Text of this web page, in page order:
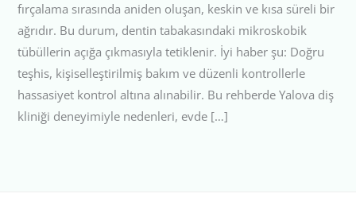
fırçalama sırasında aniden oluşan, keskin ve kısa süreli bir
ağrıdır. Bu durum, dentin tabakasındaki mikroskobik
tübüllerin açığa çıkmasıyla tetiklenir. İyi haber şu: Doğru
teşhis, kişiselleştirilmiş bakım ve düzenli kontrollerle
hassasiyet kontrol altına alınabilir. Bu rehberde Yalova diş
kliniği deneyimiyle nedenleri, evde […]